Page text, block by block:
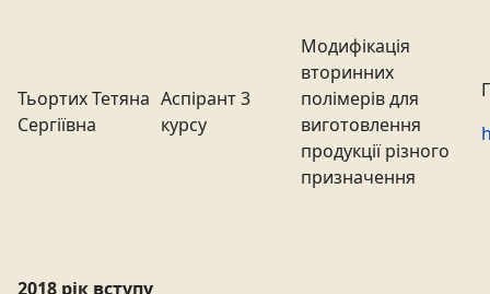
Тьортих Тетяна
Сергіївна
Аспірант 3
курсу
Модифікація
вторинних
полімерів для
виготовлення
продукції різного
призначення
2018 рік вступу